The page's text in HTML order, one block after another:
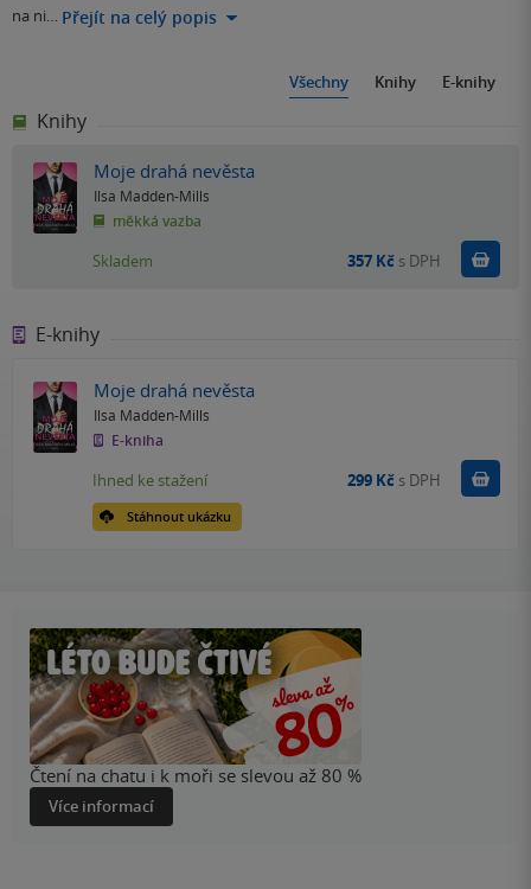
na ni… Přejít na celý popis
Všechny Knihy E-knihy
Knihy
Moje drahá nevěsta
Ilsa Madden-Mills
měkká vazba
Skladem 357 Kč s DPH
E-knihy
Moje drahá nevěsta
Ilsa Madden-Mills
E-kniha
Stáhnout ukázku
Ihned ke stažení 299 Kč s DPH Koupit
Čtení na chatu i k moři se slevou až 80 %
Více informací